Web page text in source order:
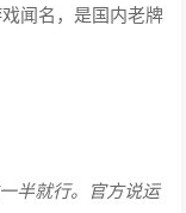
闻名，是国内老牌
半就行。官方说运